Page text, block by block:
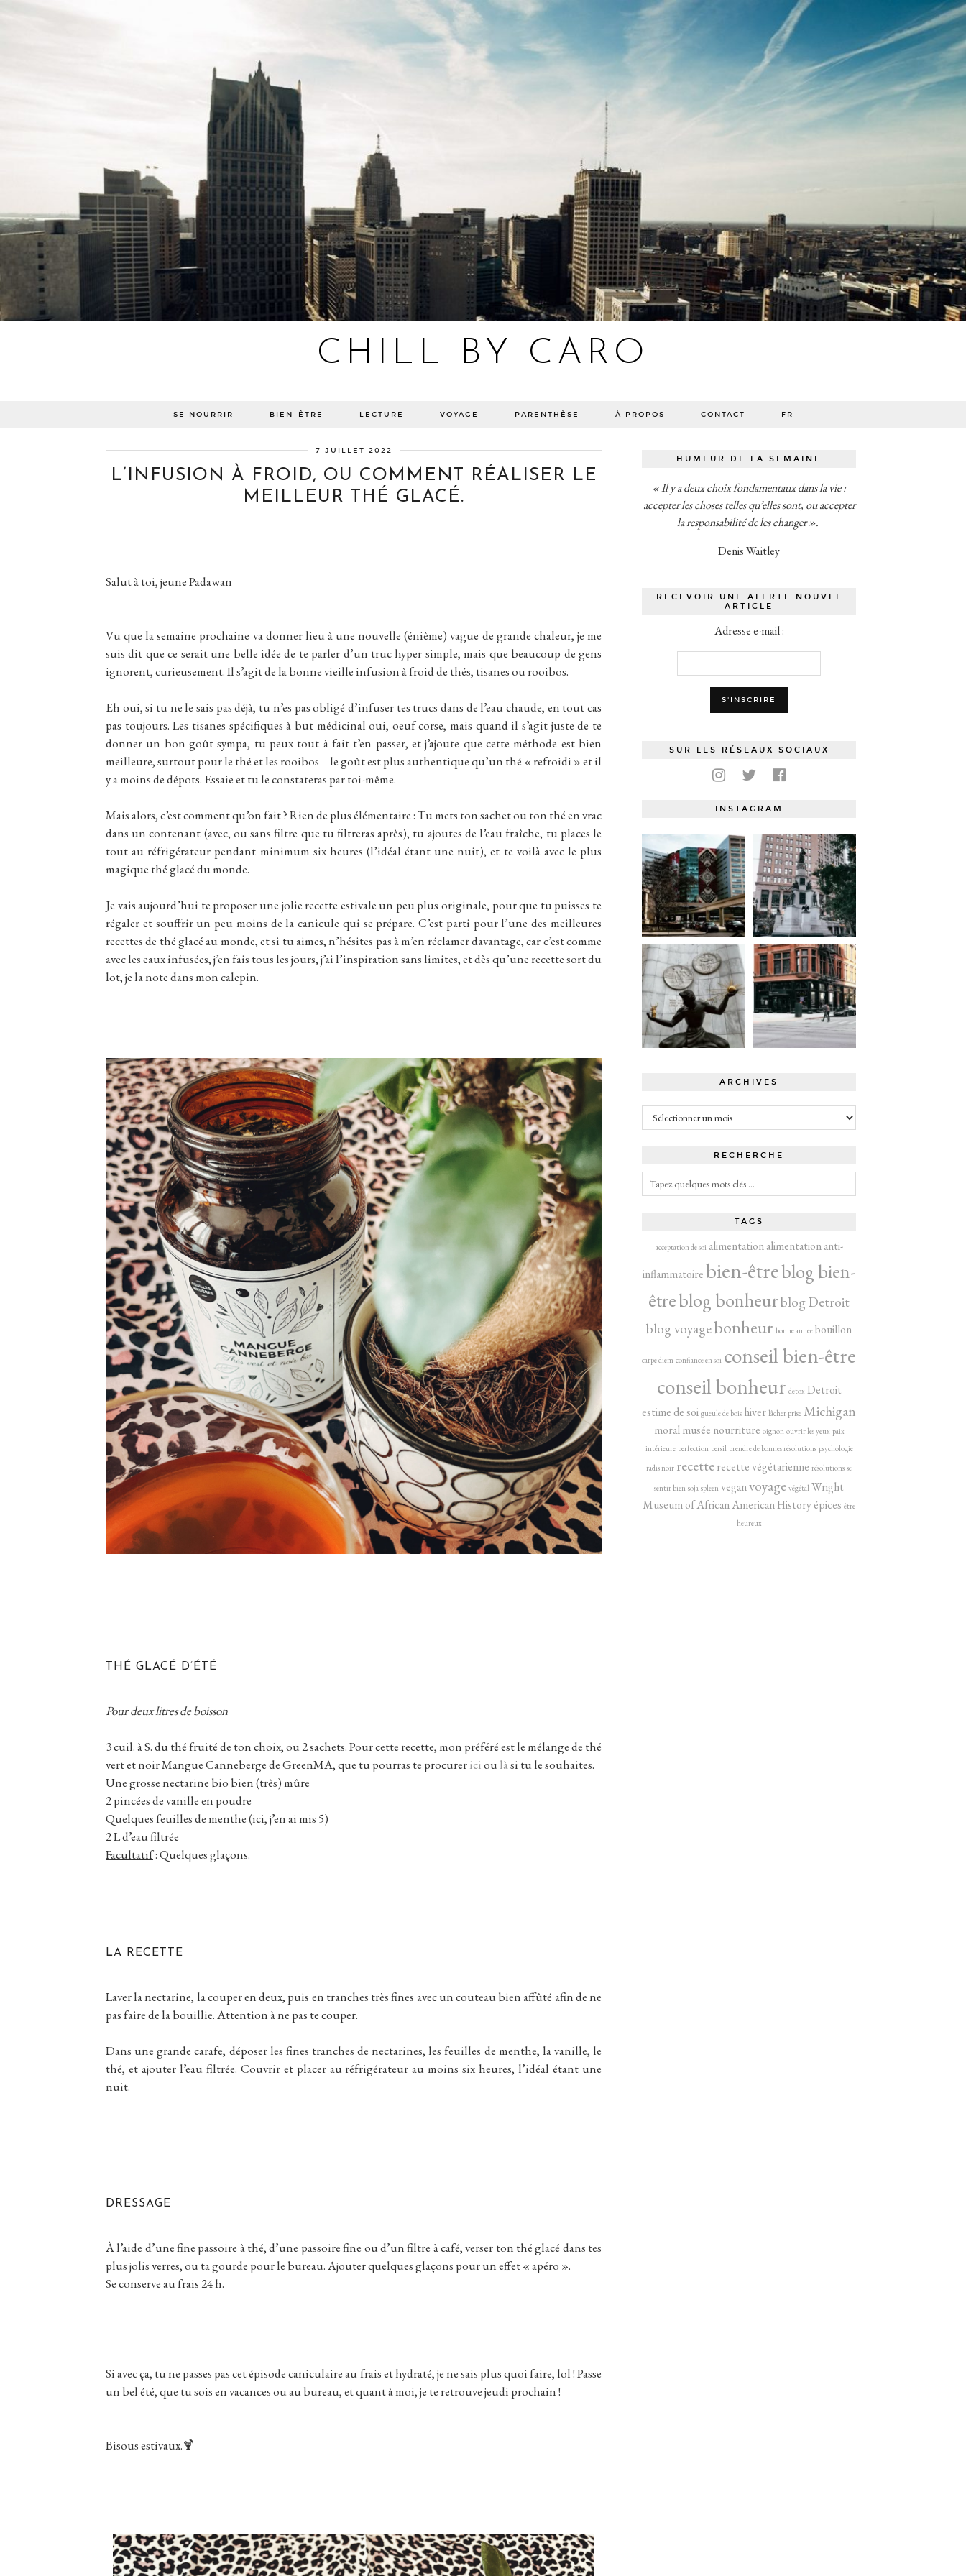
CHILL BY CARO
SE NOURRIR BIEN-ÊTRE LECTURE VOYAGE PARENTHÈSE À PROPOS CONTACT FR
7 JUILLET 2022
L’INFUSION À FROID, OU COMMENT RÉALISER LE
MEILLEUR THÉ GLACÉ.
Salut à toi, jeune Padawan
Vu que la semaine prochaine va donner lieu à une nouvelle (énième) vague de grande chaleur, je me
suis dit que ce serait une belle idée de te parler d’un truc hyper simple, mais que beaucoup de gens
ignorent, curieusement. Il s’agit de la bonne vieille infusion à froid de thés, tisanes ou rooibos.
Eh oui, si tu ne le sais pas déjà, tu n’es pas obligé d’infuser tes trucs dans de l’eau chaude, en tout cas
pas toujours. Les tisanes spécifiques à but médicinal oui, oeuf corse, mais quand il s’agit juste de te
donner un bon goût sympa, tu peux tout à fait t’en passer, et j’ajoute que cette méthode est bien
meilleure, surtout pour le thé et les rooibos – le goût est plus authentique qu’un thé « refroidi » et il
y a moins de dépots. Essaie et tu le constateras par toi-même.
Mais alors, c’est comment qu’on fait ? Rien de plus élémentaire : Tu mets ton sachet ou ton thé en vrac
dans un contenant (avec, ou sans filtre que tu filtreras après), tu ajoutes de l’eau fraîche, tu places le
tout au réfrigérateur pendant minimum six heures (l’idéal étant une nuit), et te voilà avec le plus
magique thé glacé du monde.
Je vais aujourd’hui te proposer une jolie recette estivale un peu plus originale, pour que tu puisses te
régaler et souffrir un peu moins de la canicule qui se prépare. C’est parti pour l’une des meilleures
recettes de thé glacé au monde, et si tu aimes, n’hésites pas à m’en réclamer davantage, car c’est comme
avec les eaux infusées, j’en fais tous les jours, j’ai l’inspiration sans limites, et dès qu’une recette sort du
lot, je la note dans mon calepin.
THÉ GLACÉ D’ÉTÉ
Pour deux litres de boisson
3 cuil. à S. du thé fruité de ton choix, ou 2 sachets. Pour cette recette, mon préféré est le mélange de thé
vert et noir Mangue Canneberge de GreenMA, que tu pourras te procurericioulàsi tu le souhaites.
Une grosse nectarine bio bien (très) mûre
2 pincées de vanille en poudre
Quelques feuilles de menthe (ici, j’en ai mis 5)
2 L d’eau filtrée
Facultatif: Quelques glaçons.
LA RECETTE
Laver la nectarine, la couper en deux, puis en tranches très fines avec un couteau bien affûté afin de ne
pas faire de la bouillie. Attention à ne pas te couper.
Dans une grande carafe, déposer les fines tranches de nectarines, les feuilles de menthe, la vanille, le
thé, et ajouter l’eau filtrée. Couvrir et placer au réfrigérateur au moins six heures, l’idéal étant une
nuit.
DRESSAGE
À l’aide d’une fine passoire à thé, d’une passoire fine ou d’un filtre à café, verser ton thé glacé dans tes
plus jolis verres, ou ta gourde pour le bureau. Ajouter quelques glaçons pour un effet « apéro ».
Se conserve au frais 24 h.
Si avec ça, tu ne passes pas cet épisode caniculaire au frais et hydraté, je ne sais plus quoi faire, lol ! Passe
un bel été, que tu sois en vacances ou au bureau, et quant à moi, je te retrouve jeudi prochain !
Bisous estivaux.🍹
HUMEUR DE LA SEMAINE
« Il y a deux choix fondamentaux dans la vie :
accepter les choses telles qu’elles sont, ou accepter
la responsabilité de les changer ».
Denis Waitley
RECEVOIR UNE ALERTE NOUVEL
ARTICLE
Adresse e-mail :
SUR LES RÉSEAUX SOCIAUX
INSTAGRAM
ARCHIVES
Archives
RECHERCHE
TAGS
acceptation de soi alimentation alimentation anti-
inflammatoirebien-êtreblog bien-
êtreblog bonheurblog Detroit
blog voyagebonheur bonne année bouillon
carpe diem confiance en soi conseil bien-être
conseil bonheur detox Detroit
estime de soi gueule de bois hiver lâcher prise Michigan
moral musée nourriture oignon ouvrir les yeux paix
intérieure perfection persil prendre de bonnes résolutions psychologie
radis noir recetterecette végétarienne résolutions se
sentir bien soja spleen veganvoyage végétal Wright
Museum of African American Historyépices être
heureux